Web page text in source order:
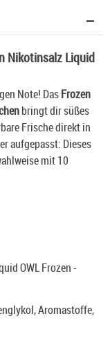
Nikotinsalz Liquid
Note! DasFrozen
bringt dir süßes
Frische direkt in
aufgepasst: Dieses
mit 10
OWL Frozen -
Aromastoffe,